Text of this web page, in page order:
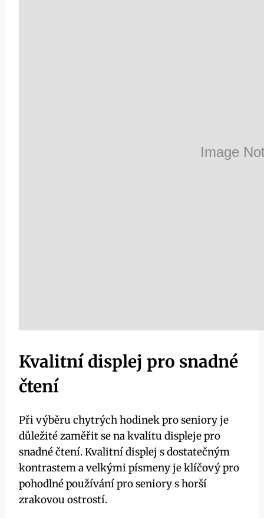
Kvalitní displej pro snadné
čtení
Při výběru chytrých hodinek pro seniory je
důležité zaměřit se na kvalitu displeje pro
snadné čtení. Kvalitní displej s dostatečným
kontrastem a velkými písmeny je klíčový pro
pohodlné používání pro seniory s horší
zrakovou ostrostí.